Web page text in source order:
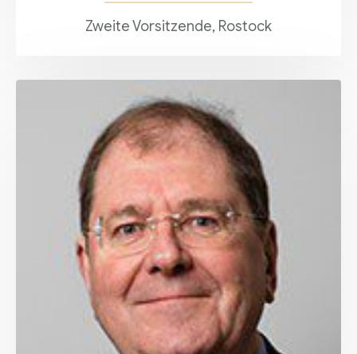
Zweite Vorsitzende, Rostock